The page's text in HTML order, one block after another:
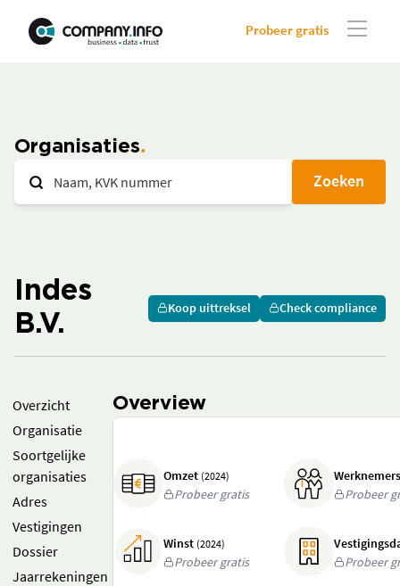
Probeer gratis
Organisaties
Zoeken
Indes
B.V.
Koop uittreksel Check compliance
Overzicht
Organisatie
Soortgelijke
organisaties
Adres
Vestigingen
Dossier
Jaarrekeningen
Overview
Omzet (2024)
Probeer gratis
Probeer
Winst (2024)
Probeer gratis
Probeer